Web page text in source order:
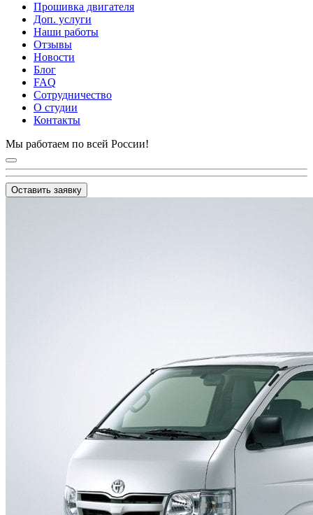
Прошивка двигателя
Доп. услуги
Наши работы
Отзывы
Новости
Блог
FAQ
Сотрудничество
О студии
Контакты
Мы работаем по всей России!
Оставить заявку